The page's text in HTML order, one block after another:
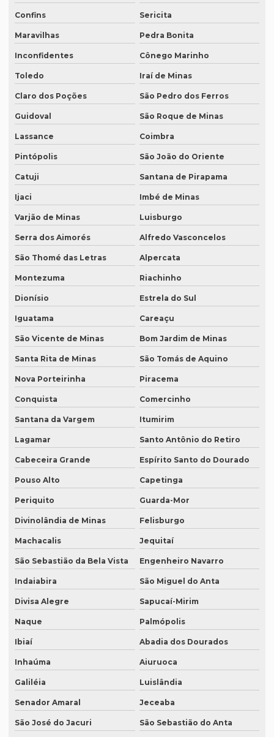
Revisão de texto acadêmico preço
Revisão de texto em inglês preço
Revisão de textos academicos
Revisão de textos em alemão
Revisão de textos em árabe
Revisão de textos em coreano
Revisão de textos em espanhol
Revisão de textos em inglês
Revisão de textos em japonês
Revisão de textos jurídicos
Revisão de textos em mandarim
Revisão de textos em português
Revisão de textos técnicos
Revisão de trabalhos acadêmicos
Serviço de degravação de audio
Serviço de degravação de áudio em texto
Serviço de degravação em espanhol
Serviço de legendagem
Serviço de legendagem de vídeos
Serviço de revisão de artigos científicos
Serviço de revisão gramatical profissional
Serviço de revisão de manuscritos literários
Serviço de revisão ortográfica
Serviço de revisão de teses e dissertações
Serviço de revisão de textos em alemão
Serviço de revisão de textos em árabe
Serviço de revisão de textos em japonês
Serviço de revisão de textos jurídicos
Serviço de revisão de textos em mandarim
Confins Sericita
Maravilhas Pedra Bonita
Inconfidentes Cônego Marinho
Toledo Iraí de Minas
Claro dos Poções São Pedro dos Ferros
Guidoval São Roque de Minas
Lassance Coimbra
Pintópolis São João do Oriente
Catuji Santana de Pirapama
Ijaci Imbé de Minas
Varjão de Minas Luisburgo
Serra dos Aimorés Alfredo Vasconcelos
São Thomé das Letras Alpercata
Montezuma Riachinho
Dionísio Estrela do Sul
Iguatama Careaçu
São Vicente de Minas Bom Jardim de Minas
Santa Rita de Minas São Tomás de Aquino
Nova Porteirinha Piracema
Conquista Comercinho
Santana da Vargem Itumirim
Lagamar Santo Antônio do Retiro
Cabeceira Grande Espírito Santo do Dourado
Pouso Alto Capetinga
Periquito Guarda-Mor
Divinolândia de Minas Felisburgo
Machacalis Jequitaí
São Sebastião da Bela Vista Engenheiro Navarro
Indaiabira São Miguel do Anta
Divisa Alegre Sapucaí-Mirim
Naque Palmópolis
Ibiaí Abadia dos Dourados
Inhaúma Aiuruoca
Galiléia Luislândia
Senador Amaral Jeceaba
São José do Jacuri São Sebastião do Anta